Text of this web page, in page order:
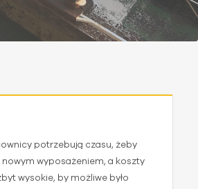
potrzebują czasu, żeby
nowym wyposażeniem, a koszty
wysokie, by możliwe było